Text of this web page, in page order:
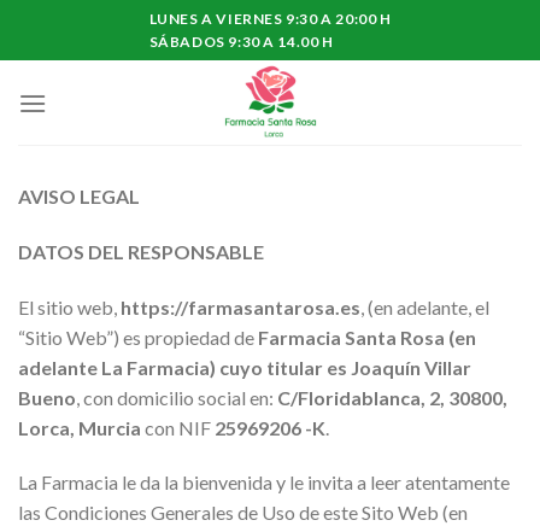
LUNES A VIERNES 9:30 A 20:00 H
SÁBADOS 9:30 A 14.00 H
AVISO LEGAL
DATOS DEL RESPONSABLE
El sitio web, https://farmasantarosa.es , (en adelante, el
“Sitio Web”) es propiedad de Farmacia Santa Rosa (en
adelante La Farmacia) cuyo titular es Joaquín Villar
Bueno , con domicilio social en: C/Floridablanca, 2, 30800,
Lorca, Murcia con NIF 25969206 -K
La Farmacia le da la bienvenida y le invita a leer atentamente
las Condiciones Generales de Uso de este Sito Web (en